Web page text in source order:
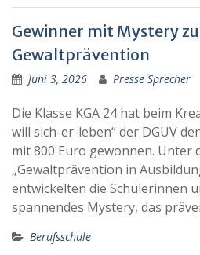
Gewinner mit Mystery
Gewaltprävention
Juni 3, 2026 Presse Sprecher
Die Klasse KGA 24 hat beim
will sich-er-leben“ der DGUV
mit 800 Euro gewonnen. Unter
„Gewaltprävention in
entwickelten die Schülerinnen
spannendes Mystery, das
Berufsschule